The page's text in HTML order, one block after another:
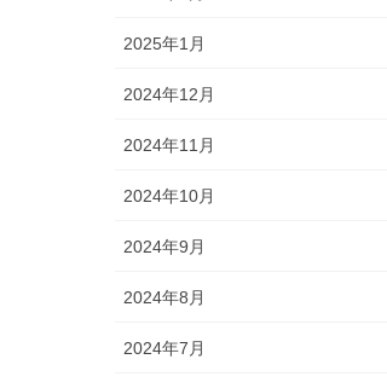
2025年1月
2024年12月
2024年11月
2024年10月
2024年9月
2024年8月
2024年7月